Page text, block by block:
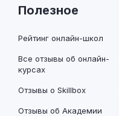
Полезное
Рейтинг онлайн-школ
Все отзывы об онлайн-
курсах
Отзывы о Skillbox
Отзывы об Академии